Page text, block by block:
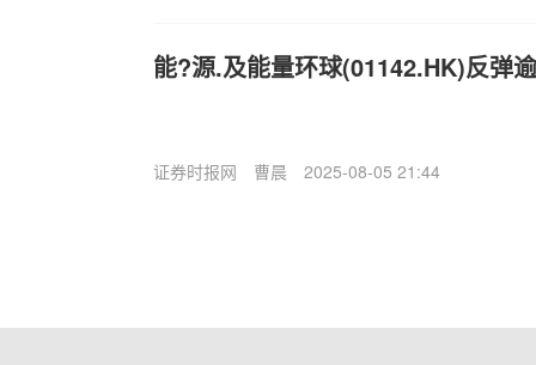
能?源.及能量环球(01142.HK)反弹
证券时报网 曹晨 2025-08-05 21:44